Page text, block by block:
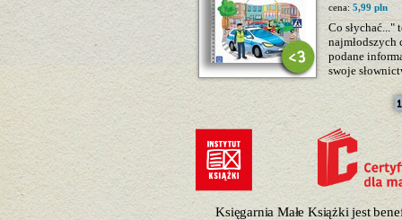
cena:5,99 pln
Co słychać..."
podane
swoje
Księgarnia Małe Książki jest